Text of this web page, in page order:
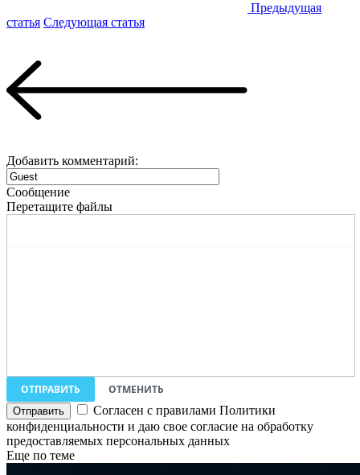
Предыдущая
статья Следующая статья
Добавить комментарий:
Сообщение
Перетащите файлы
ОТПРАВИТЬ
ОТМЕНИТЬ
Согласен с правилами Политики
конфиденциальности и даю свое согласие на обработку
предоставляемых персональных данных
Еще по теме